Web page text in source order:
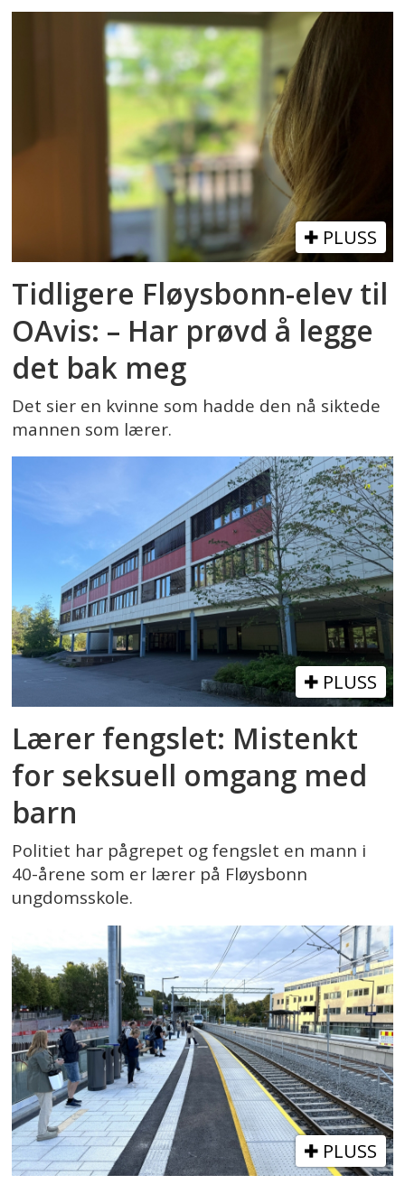
PLUSS
Tidligere Fløysbonn-elev til
OAvis: – Har prøvd å legge
det bak meg
Det sier en kvinne som hadde den nå siktede
mannen som lærer.
PLUSS
Lærer fengslet: Mistenkt
for seksuell omgang med
barn
Politiet har pågrepet og fengslet en mann i
40-årene som er lærer på Fløysbonn
ungdomsskole.
PLUSS